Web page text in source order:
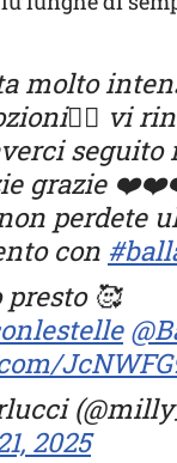
molto
vi
seguito
grazie
perdete
con
🥰
2025